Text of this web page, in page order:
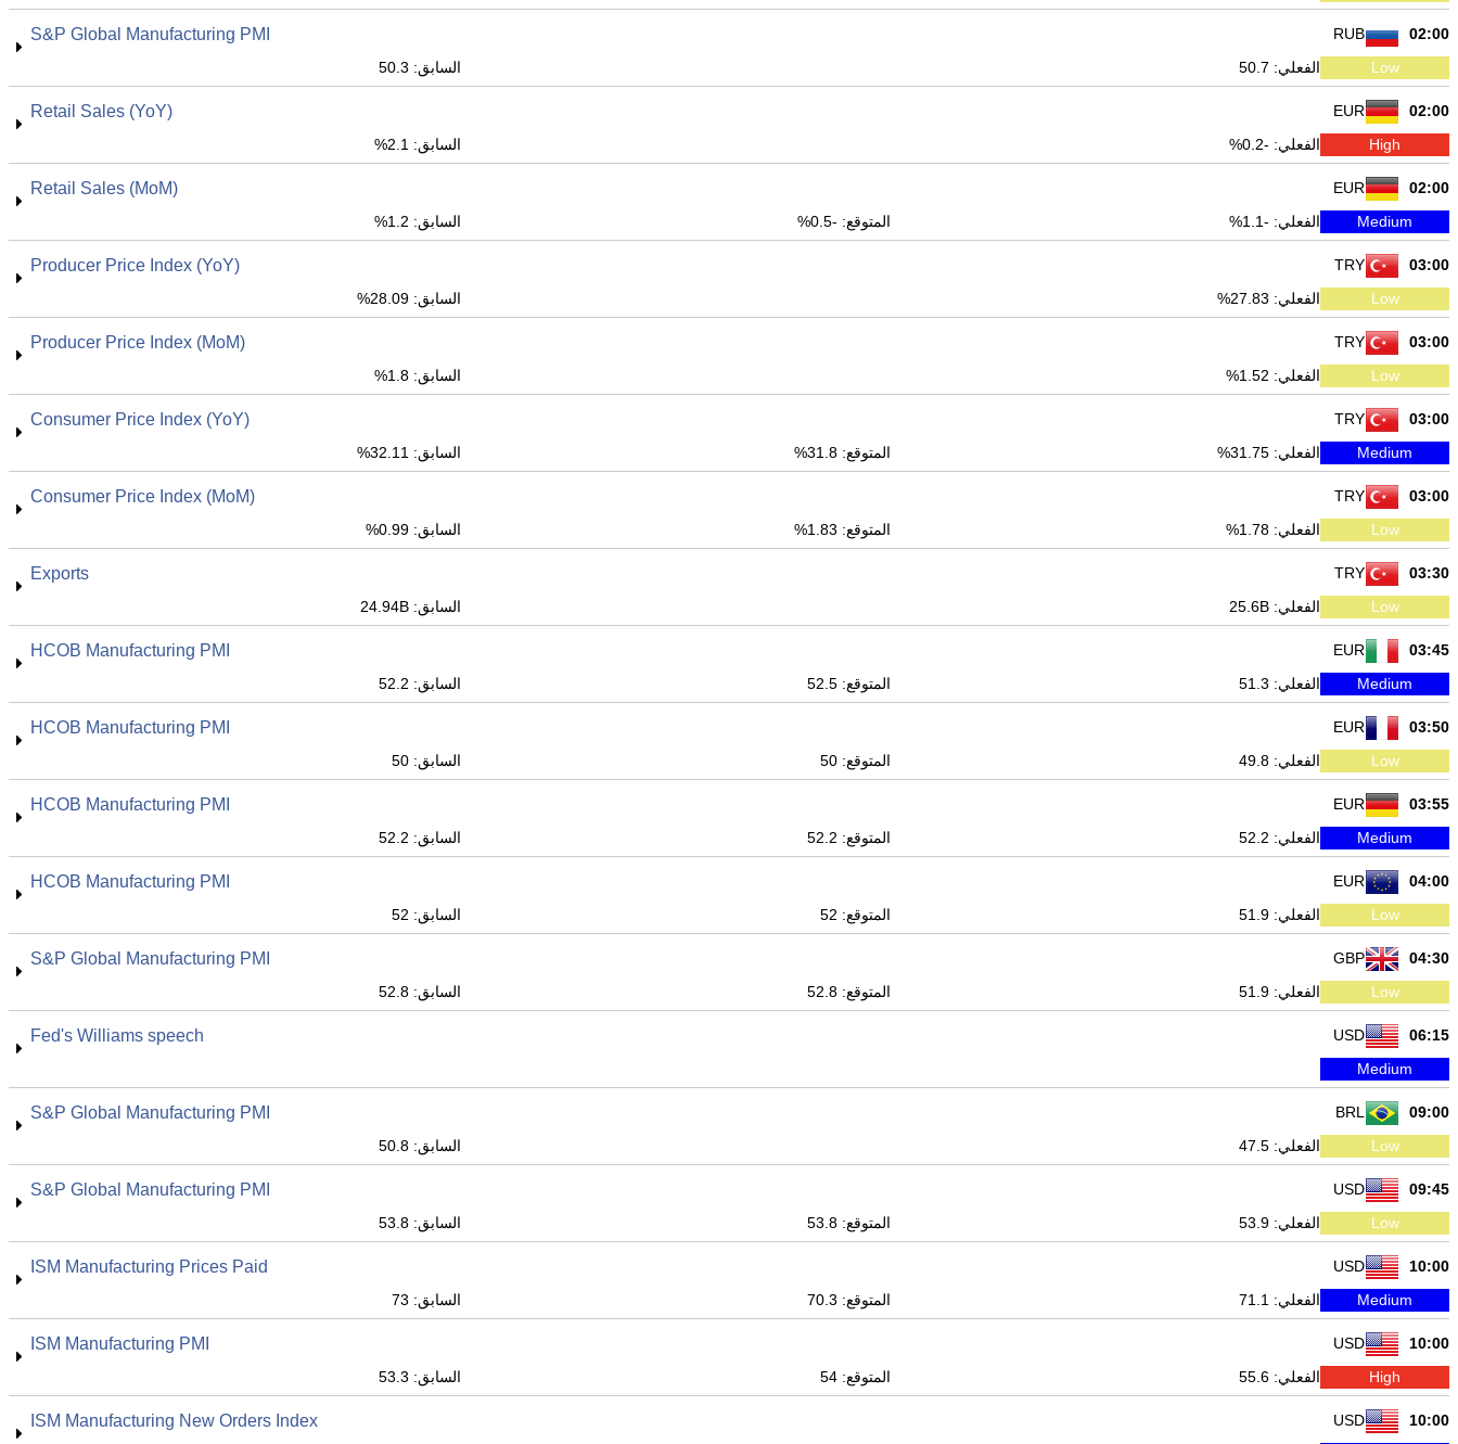
02:00
RUB
S&P Global Manufacturing PMI
Low الفعلي: 50.7 السابق: 50.3
02:00
EUR
Retail Sales (YoY)
High الفعلي: -0.2% السابق: 2.1%
02:00
EUR
Retail Sales (MoM)
Medium الفعلي: -1.1% المتوقع: -0.5% السابق: 1.2%
03:00
TRY
Producer Price Index (YoY)
Low الفعلي: 27.83% السابق: 28.09%
03:00
TRY
Producer Price Index (MoM)
Low الفعلي: 1.52% السابق: 1.8%
03:00
TRY
Consumer Price Index (YoY)
Medium الفعلي: 31.75% المتوقع: 31.8% السابق: 32.11%
03:00
TRY
Consumer Price Index (MoM)
Low الفعلي: 1.78% المتوقع: 1.83% السابق: 0.99%
03:30
TRY
Exports
Low الفعلي: 25.6B السابق: 24.94B
03:45
EUR
HCOB Manufacturing PMI
Medium الفعلي: 51.3 المتوقع: 52.5 السابق: 52.2
03:50
EUR
HCOB Manufacturing PMI
Low الفعلي: 49.8 المتوقع: 50 السابق: 50
03:55
EUR
HCOB Manufacturing PMI
Medium الفعلي: 52.2 المتوقع: 52.2 السابق: 52.2
04:00
EUR
HCOB Manufacturing PMI
Low الفعلي: 51.9 المتوقع: 52 السابق: 52
04:30
GBP
S&P Global Manufacturing PMI
Low الفعلي: 51.9 المتوقع: 52.8 السابق: 52.8
06:15
USD
Fed's Williams speech
Medium
09:00
BRL
S&P Global Manufacturing PMI
Low الفعلي: 47.5 السابق: 50.8
09:45
USD
S&P Global Manufacturing PMI
Low الفعلي: 53.9 المتوقع: 53.8 السابق: 53.8
10:00
USD
ISM Manufacturing Prices Paid
Medium الفعلي: 71.1 المتوقع: 70.3 السابق: 73
10:00
USD
ISM Manufacturing PMI
High الفعلي: 55.6 المتوقع: 54 السابق: 53.3
10:00
USD
ISM Manufacturing New Orders Index